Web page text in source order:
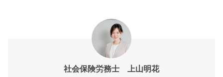
社会保険労務士 上山明花